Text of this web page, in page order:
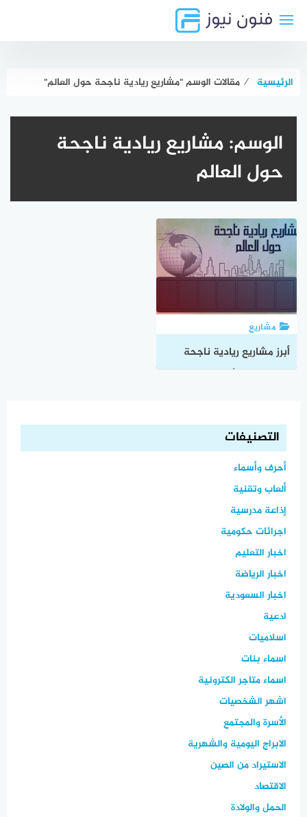
الرئيسية ⁄ مقالات الوسم "مشاريع ريادية ناجحة حول العالم"
الوسم:مشاريع ريادية ناجحة
حول العالم
مشاريع
أبرز مشاريع ريادية ناجحة
التصنيفات
أحرف وأسماء
ألعاب وتقنية
إذاعة مدرسية
اجرائات حكومية
اخبار التعليم
اخبار الرياضة
اخبار السعودية
ادعية
اسلاميات
اسماء بنات
اسماء متاجر الكترونية
اشهر الشخصيات
الأسرة والمجتمع
الابراج اليومية والشهرية
الاستيراد من الصين
الاقتصاد
الحمل والولادة